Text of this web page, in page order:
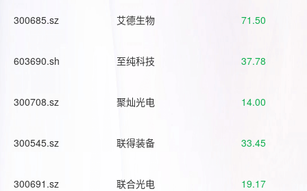
300685.sz 艾德生物 71.50
603690.sh 至纯科技 37.78
300708.sz 聚灿光电 14.00
300545.sz 联得装备 33.45
300691.sz 联合光电 19.17